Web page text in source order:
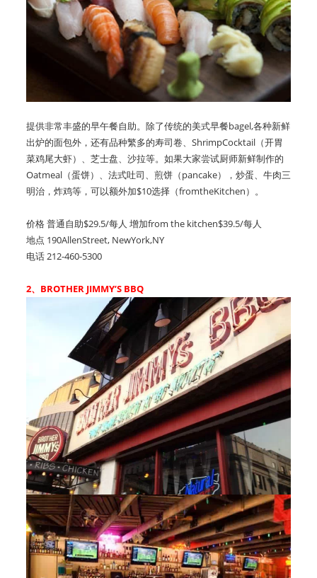
提供非常丰盛的早午餐自助。除了传统的美式早餐bagel,各种新鲜
出炉的面包外，还有品种繁多的寿司卷、ShrimpCocktail（开胃
菜鸡尾大虾）、芝士盘、沙拉等。如果大家尝试厨师新鲜制作的
Oatmeal（蛋饼）、法式吐司、煎饼（pancake），炒蛋、牛肉三
明治，炸鸡等，可以额外加$10选择（fromtheKitchen）。
价格 普通自助$29.5/每人 增加from the kitchen$39.5/每人
地点 190AllenStreet, NewYork,NY
电话 212-460-5300
2、BROTHER JIMMY’S BBQ